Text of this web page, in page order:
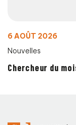
6 AOÛT 2026
Nouvelles
Chercheur du